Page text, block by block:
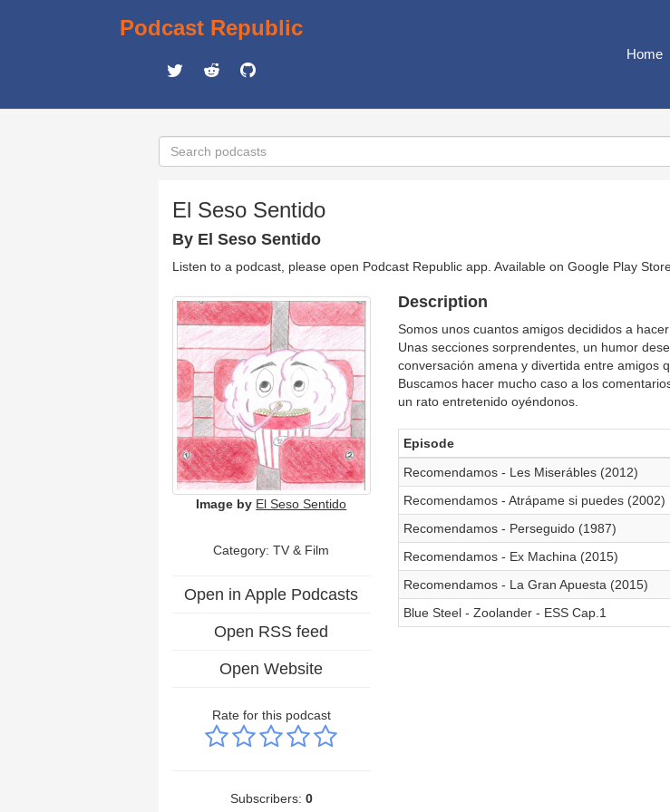
Podcast Republic
Home
El Seso Sentido
By El Seso Sentido
Listen to a podcast, please open Podcast Republic app. Available on Google Play
Image by El Seso Sentido
Category:TV & Film
Open in Apple Podcasts
Open RSS feed
Open Website
Rate for this podcast
Subscribers: 0
Description
Somos unos cuantos amigos decididos a
Unas secciones sorprendentes, un humor
conversación amena y divertida entre amigos
Buscamos hacer mucho caso a los
un rato entretenido oyéndonos.
Episode
Recomendamos - Les Miserábles (2012)
Recomendamos - Atrápame si puedes (2002)
Recomendamos - Perseguido (1987)
Recomendamos - Ex Machina (2015)
Recomendamos - La Gran Apuesta (2015)
Blue Steel - Zoolander - ESS Cap.1